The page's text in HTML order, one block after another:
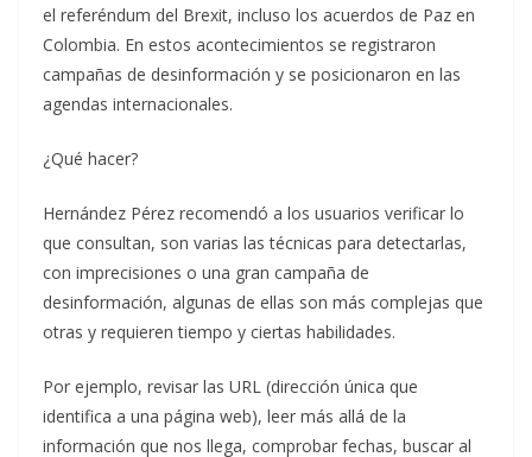
el referéndum del Brexit, incluso los acuerdos de Paz en
Colombia. En estos acontecimientos se registraron
campañas de desinformación y se posicionaron en las
agendas internacionales.
¿Qué hacer?
Hernández Pérez recomendó a los usuarios verificar lo
que consultan, son varias las técnicas para detectarlas,
con imprecisiones o una gran campaña de
desinformación, algunas de ellas son más complejas que
otras y requieren tiempo y ciertas habilidades.
Por ejemplo, revisar las URL (dirección única que
identifica a una página web), leer más allá de la
información que nos llega, comprobar fechas, buscar al